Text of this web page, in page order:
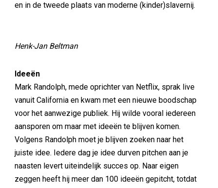
en in de tweede plaats van moderne (kinder)slavernij.
Henk-Jan Beltman
Ideeën
Mark Randolph, mede oprichter van Netflix, sprak live
vanuit California en kwam met een nieuwe boodschap
voor het aanwezige publiek. Hij wilde vooral iedereen
aansporen om maar met ideeën te blijven komen.
Volgens Randolph moet je blijven zoeken naar het
juiste idee. Iedere dag je idee durven pitchen aan je
naasten levert uiteindelijk succes op. Naar eigen
zeggen heeft hij meer dan 100 ideeën gepitcht, totdat